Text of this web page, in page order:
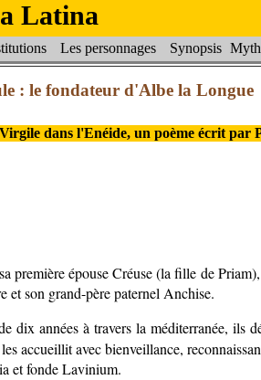
Latina
Les personnages Synopsis
: le fondateur d'Albe la Longue
dans l'Enéide, un poème écrit
première épouse Créuse (la fille de
et son grand-père paternel Anchise.
dix années à travers la méditerranée, ils
accueillit avec bienveillance,
et fonde Lavinium.